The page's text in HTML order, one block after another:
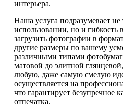
интерьера.
Наша услуга подразумевает не
использовании, но и
загрузить фотографии в
другие размеры по вашему
различными типами
матовой до элитной
любую, даже самую смелую
осуществляется на
что гарантирует безупречное
отпечатка.